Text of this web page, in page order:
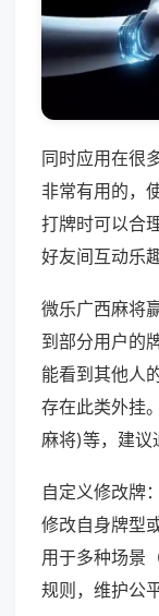
同时应用在很
非常有用的，
打牌时可以合
好友间互动乐趣
微乐广西麻将
到部分用户的
能看到其他人
存在此类外挂
麻将)等，建议
自定义修改牌
修改自身牌型
用于多种场景
规则，维护公